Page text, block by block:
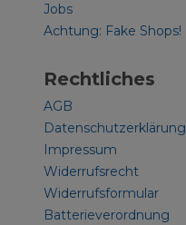
Jobs
Achtung: Fake Shops!
Rechtliches
AGB
Datenschutzerklärung
Impressum
Widerrufsrecht
Widerrufsformular
Batterieverordnung